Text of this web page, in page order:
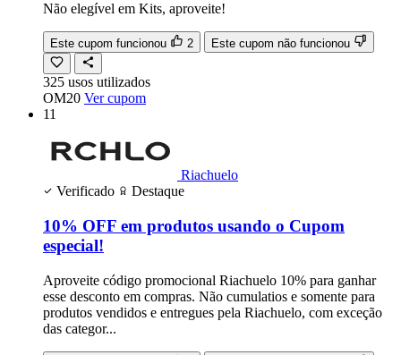
Não elegível em Kits, aproveite!
Este cupom funcionou 2 Este cupom não funcionou
325 usos utilizados
OM20 Ver cupom
11
Riachuelo
Verificado
Destaque
10% OFF em produtos usando o Cupom
especial!
Aproveite código promocional Riachuelo 10% para ganhar
esse desconto em compras. Não cumulatios e somente para
produtos vendidos e entregues pela Riachuelo, com exceção
das categor...